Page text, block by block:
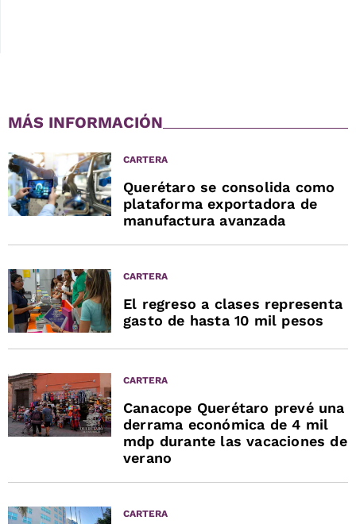
MÁS INFORMACIÓN
CARTERA
Querétaro se consolida como
plataforma exportadora de
manufactura avanzada
CARTERA
El regreso a clases representa
gasto de hasta 10 mil pesos
CARTERA
Canacope Querétaro prevé una
derrama económica de 4 mil
mdp durante las vacaciones de
verano
CARTERA